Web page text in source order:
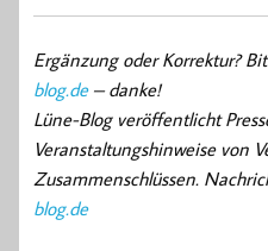
Ergänzung oder Korrektur?
blog.de– danke!
Lüne-Blog veröffentlicht
Veranstaltungshinweise von
Zusammenschlüssen.
blog.de